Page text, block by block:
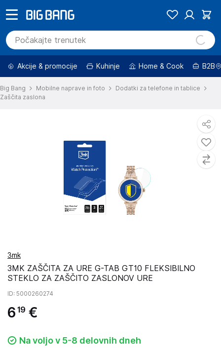
Akcije & promocije Kuhinje Home & Cook B2B
Big Bang Mobilne naprave in foto
Dodatki za telefone in tablice
Zaščita zaslona
3mk
3MK ZAŠČITA ZA URE G-TAB GT10 FLEKSIBILNO
STEKLO ZA ZAŠČITO ZASLONOV URE
ID: 5000260274
6 19 €
Na voljo v 5-8 delovnih dneh